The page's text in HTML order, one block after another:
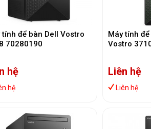
tính để bàn Dell Vostro
70280190
hệ
hệ
Máy tính để
Vostro
_ Office
Liên hệ
Liên hệ